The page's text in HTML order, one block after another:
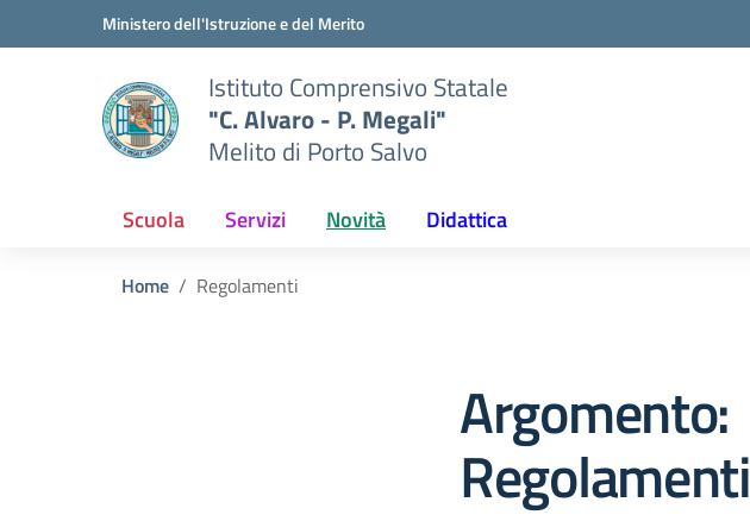
Vai ai contenuti
Vai al menu di navigazioneMinistero dell'Istruzione e del Merito
Istituto Comprensivo Statale
"C. Alvaro - P. Megali"
Melito di Porto Salvo
Scuola Servizi Novità Didattica
Home Regolamenti
Argomento:
Regolamenti